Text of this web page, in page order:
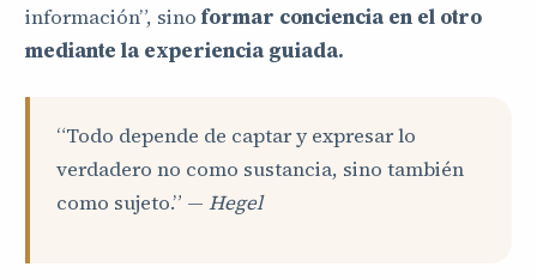
información”, sino formar conciencia en el otro
mediante la experiencia guiada.
“Todo depende de captar y expresar lo
verdadero no como sustancia, sino también
como sujeto.” —Hegel